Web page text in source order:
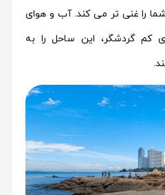
را غنی تر می کند. آب و هوای
کم گردشگر، این ساحل را به